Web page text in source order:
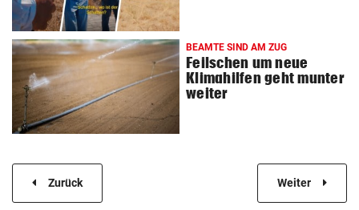
BEAMTE SIND AM ZUG
Feilschen um neue
Klimahilfen geht munter
weiter
Zurück Weiter